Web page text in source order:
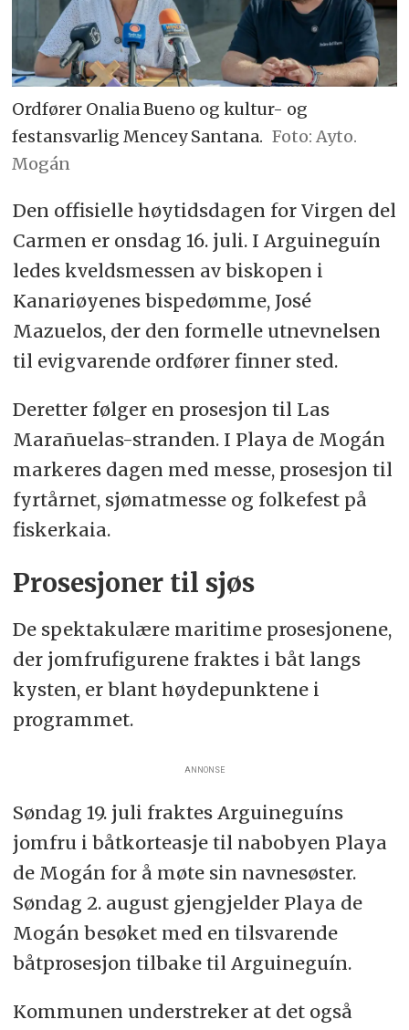
Ordfører Onalia Bueno og kultur- og
festansvarlig Mencey Santana.
Ayto.
Mogán
Den offisielle høytidsdagen for Virgen del
Carmen er onsdag 16. juli. I Arguineguín
ledes kveldsmessen av biskopen i
Kanariøyenes bispedømme, José
Mazuelos, der den formelle utnevnelsen
til evigvarende ordfører finner sted.
Deretter følger en prosesjon til Las
Marañuelas-stranden. I Playa de Mogán
markeres dagen med messe, prosesjon til
fyrtårnet, sjømatmesse og folkefest på
fiskerkaia.
Prosesjoner til sjøs
De spektakulære maritime prosesjonene,
der jomfrufigurene fraktes i båt langs
kysten, er blant høydepunktene i
programmet.
ANNONSE
Søndag 19. juli fraktes Arguineguíns
jomfru i båtkorteasje til nabobyen Playa
de Mogán for å møte sin navnesøster.
Søndag 2. august gjengjelder Playa de
Mogán besøket med en tilsvarende
båtprosesjon tilbake til Arguineguín.
Kommunen understreker at det også